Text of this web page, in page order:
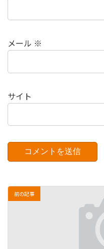
メール ※
サイト
前の記事